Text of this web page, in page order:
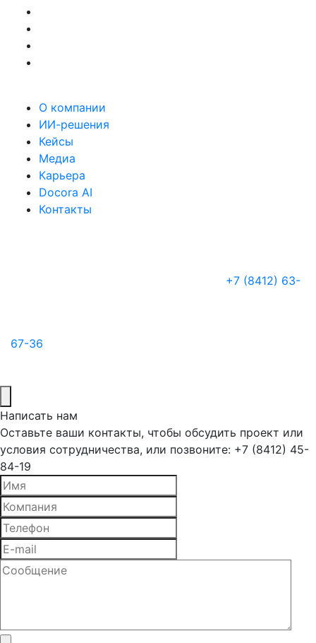
О компании
ИИ-решения
Кейсы
Медиа
Карьера
Docora AI
Контакты
+7 (8412) 63-
67-36
Написать нам
Оставьте ваши контакты, чтобы обсудить проект или
условия сотрудничества, или позвоните: +7 (8412) 45-
84-19